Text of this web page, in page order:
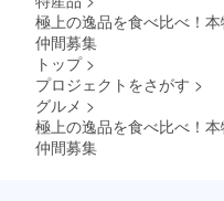
極上の逸品を食べ比べ！
仲間募集
トップ >
プロジェクトをさがす >
グルメ >
極上の逸品を食べ比べ！
仲間募集